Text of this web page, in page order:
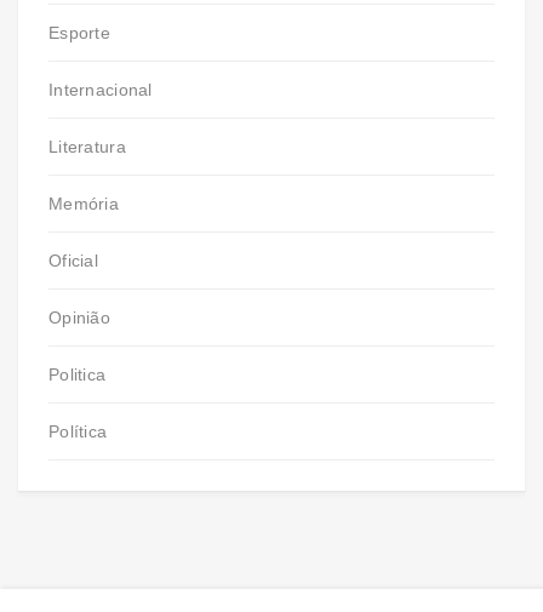
Esporte
Internacional
Literatura
Memória
Oficial
Opinião
Politica
Política